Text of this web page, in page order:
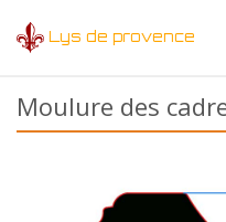
Lys de provence
Moulure des